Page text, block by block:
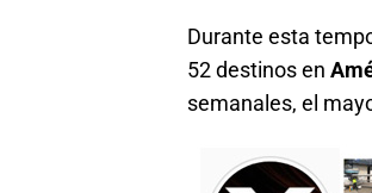
Durante esta
52 destinos en
semanales, el